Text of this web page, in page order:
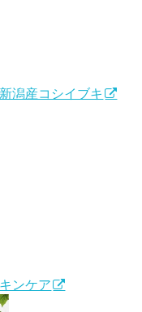
潟産コシイブキ
ンケア